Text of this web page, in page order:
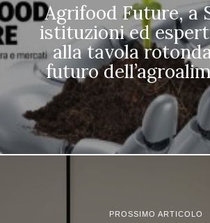
Agrifood Future, a
istituzioni ed
alla tavola
futuro
PROSSIMO ARTICOLO